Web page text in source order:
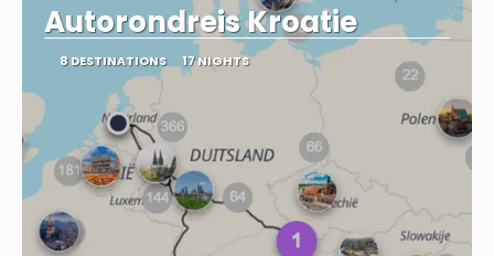
Autorondreis Kroatie
8 DESTINATIONS 17 NIGHTS